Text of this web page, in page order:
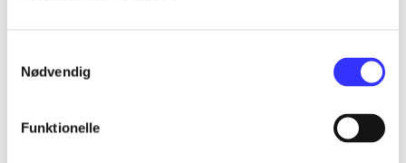
Nødvendig
Funktionelle